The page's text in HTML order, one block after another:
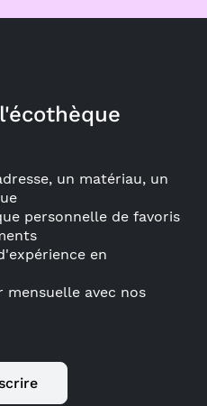
un matériau, un
personnelle de favoris
en
mensuelle avec nos